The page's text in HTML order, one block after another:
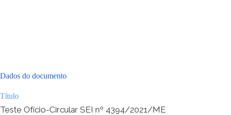
Dados do documento
Título
Teste Ofício-Circular SEI nº 4394/2021/ME